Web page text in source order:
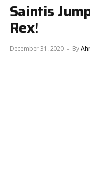
Saintis
Rex!
December 31, 2020 By